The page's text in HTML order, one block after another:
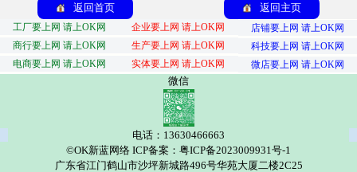
返回首页 返回主页
工厂要上网 请上OK网 企业要上网 请上OK网
店铺要上网 请上OK网
商行要上网 请上OK网
生产要上网 请上OK网
科技要上网 请上OK网
电商要上网 请上OK网
实体要上网 请上OK网 微店要上网 请上OK网
微信
电话：13630466663
©OK新蓝网络 ICP备案：粤ICP备2023009931号-1
广东省江门鹤山市沙坪新城路496号华苑大厦二楼2C25